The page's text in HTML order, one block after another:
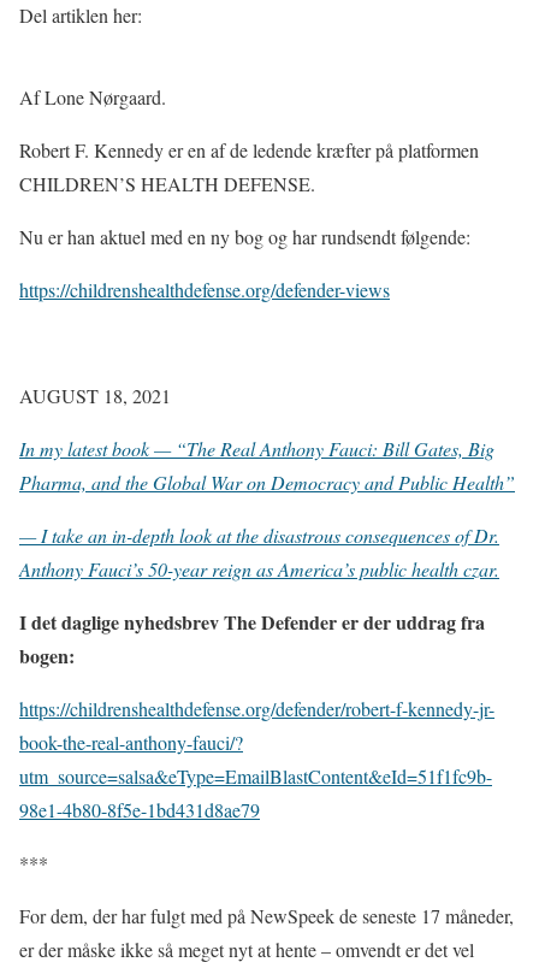
Del artiklen her:
Af Lone Nørgaard.
Robert F. Kennedy er en af de ledende kræfter på platformen
CHILDREN’S HEALTH DEFENSE.
Nu er han aktuel med en ny bog og har rundsendt følgende:
https://childrenshealthdefense.org/defender-views
AUGUST 18, 2021
In my latest book — “The Real Anthony Fauci: Bill Gates, Big
Pharma, and the Global War on Democracy and Public Health”
— I take an in-depth look at the disastrous consequences of Dr.
Anthony Fauci’s 50-year reign as America’s public health czar.
I det daglige nyhedsbrev The Defender er der uddrag fra
bogen:
https://childrenshealthdefense.org/defender/robert-f-kennedy-jr-
book-the-real-anthony-fauci/?
utm_source=salsa&eType=EmailBlastContent&eId=51f1fc9b-
98e1-4b80-8f5e-1bd431d8ae79
***
For dem, der har fulgt med på NewSpeek de seneste 17 måneder,
er der måske ikke så meget nyt at hente – omvendt er det vel